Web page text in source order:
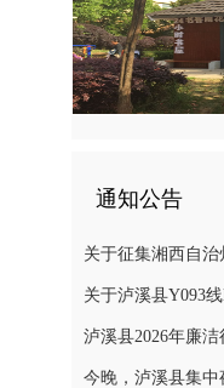
通知公告
泸溪县2026年廉
今晚，泸溪县集中